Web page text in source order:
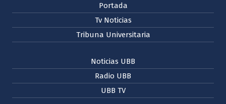
Portada
Tv Noticias
Tribuna Universitaria
Noticias UBB
Radio UBB
UBB TV